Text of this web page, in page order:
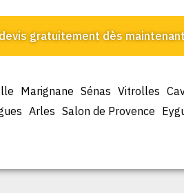
gratuitement dès maintenant
Marignane Sénas Vitrolles
Arles Salon de Provence